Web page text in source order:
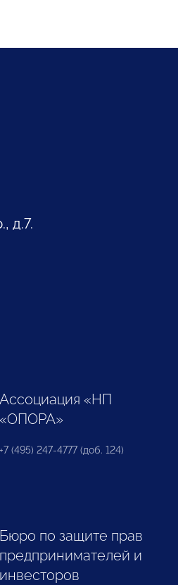
д.7.
Ассоциация «НП
«ОПОРА»
+7 (495) 247-4777 (доб. 124)
Бюро по защите прав
предпринимателей и
инвесторов